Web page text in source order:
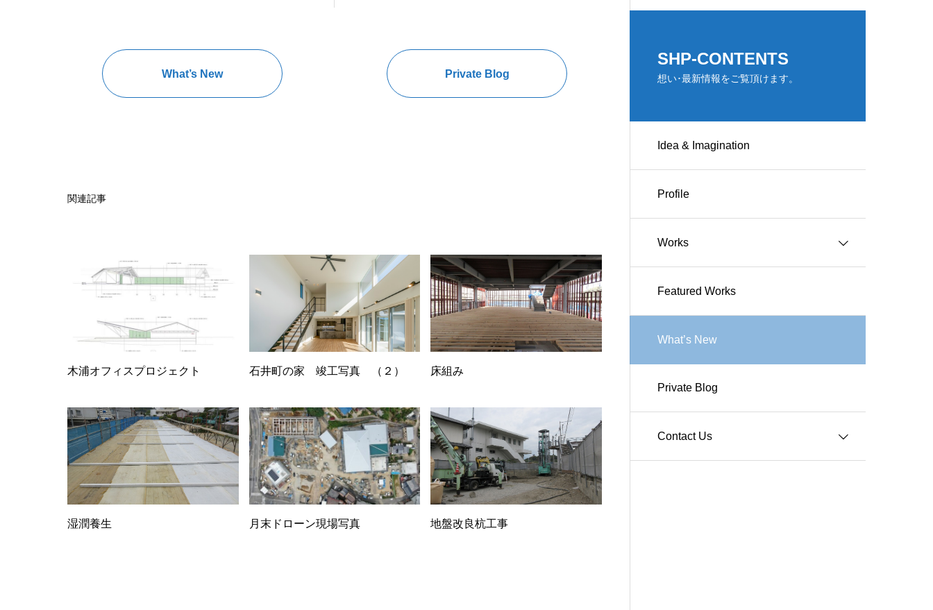
What’s New Private Blog
関連記事
木浦オフィスプロジェクト 石井町の家 竣工写真 （２） 床組み
湿潤養生 月末ドローン現場写真 地盤改良杭工事
SHP-CONTENTS
想い･最新情報をご覧頂けます。
Idea & Imagination
Profile
Works
Works-住宅
Works-商業施設
Works-その他施設
Featured Works
What’s New
Private Blog
Contact Us